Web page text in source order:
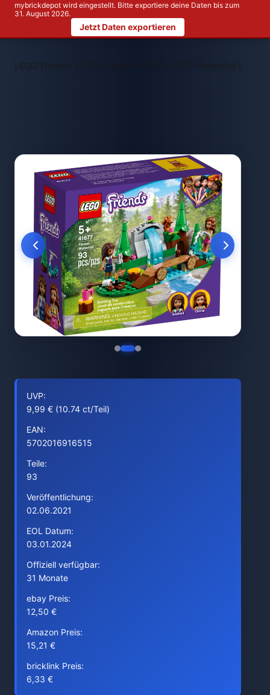
mybrickdepot wird eingestellt. Bitte exportiere deine Daten bis zum
31. August 2026.
Jetzt Daten exportieren
LEGO Themen > LEGO 41677 Wasserfall im Wald
UVP:
9,99 € (10.74 ct/Teil)
EAN:
5702016916515
Teile:
93
Veröffentlichung:
02.06.2021
EOL Datum:
03.01.2024
Offiziell verfügbar:
31 Monate
ebay Preis:
12,50 €
Amazon Preis:
15,21 €
bricklink Preis:
6,33 €